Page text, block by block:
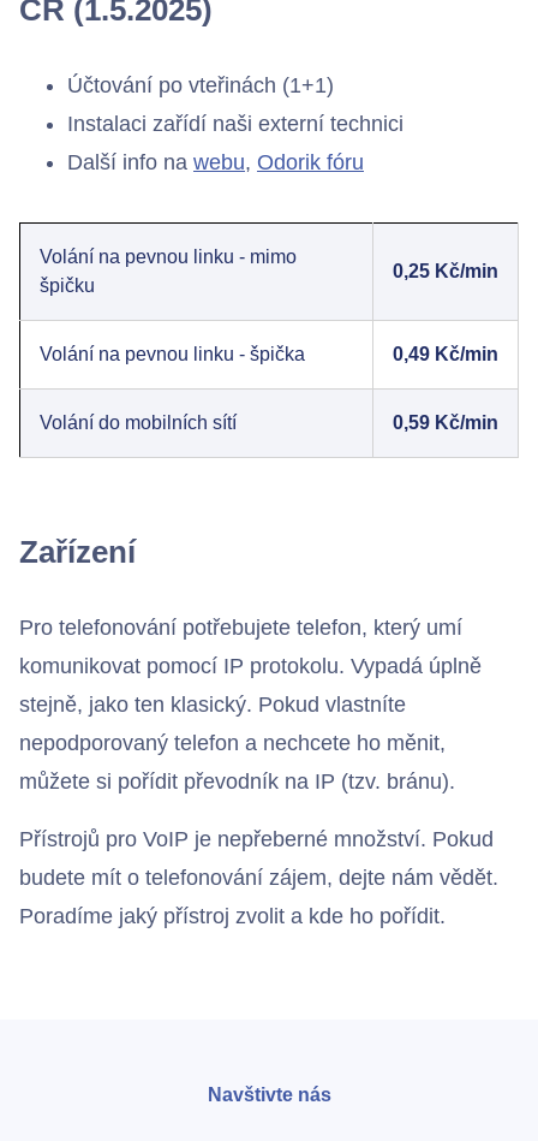
ČR (1.5.2025)
Účtování po vteřinách (1+1)
Instalaci zařídí naši externí technici
Další info na webu, Odorik fóru
Volání na pevnou linku - mimo
špičku
0,25 Kč/min
Volání na pevnou linku - špička 0,49 Kč/min
Volání do mobilních sítí 0,59 Kč/min
Zařízení
Pro telefonování potřebujete telefon, který umí
komunikovat pomocí IP protokolu. Vypadá úplně
stejně, jako ten klasický. Pokud vlastníte
nepodporovaný telefon a nechcete ho měnit,
můžete si pořídit převodník na IP (tzv. bránu).
Přístrojů pro VoIP je nepřeberné množství. Pokud
budete mít o telefonování zájem, dejte nám vědět.
Poradíme jaký přístroj zvolit a kde ho pořídit.
Navštivte nás